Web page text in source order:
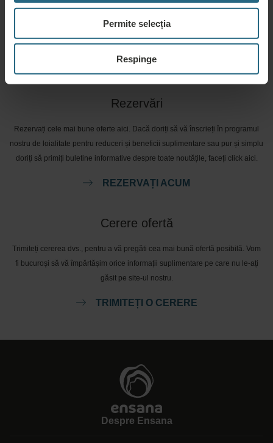
Permite selecția
Respinge
Vă rugăm să ne contactați pentru orice întrebare legată de hotelurile noastre
Ensana, sau de serviciile noastre. Pentru întrebări și răspunsuri legate de
programul nostru de loialitate, vă rugăm să faceți click aici.
PUNEȚI O ÎNTREBARE
Rezervări
Rezervați cele mai bune oferte aici. Dacă doriți să vă înscrieți în programul
nostru de loialitate pentru reduceri și beneficii suplimentare sau pur și simplu
doriți să primiți buletine informative despre toate noutățile, faceți click aici.
REZERVAȚI ACUM
Cerere ofertă
Trimiteți cererea dvs., pentru a vă pregăti cea mai bună ofertă posibilă. Vom
fi bucuroși să vă împărtășim orice informații suplimentare pe care nu le-ați
găsit pe site-ul nostru.
TRIMITEȚI O CERERE
Despre Ensana